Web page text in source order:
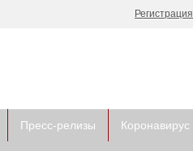
Регистрация
Пресс-релизы Коронавирус